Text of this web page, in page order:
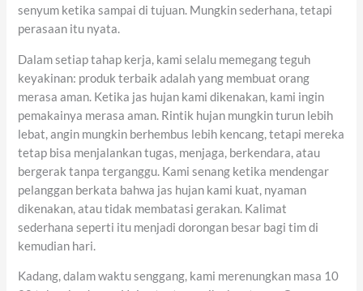
senyum ketika sampai di tujuan. Mungkin sederhana, tetapi
perasaan itu nyata.
Dalam setiap tahap kerja, kami selalu memegang teguh
keyakinan: produk terbaik adalah yang membuat orang
merasa aman. Ketika jas hujan kami dikenakan, kami ingin
pemakainya merasa aman. Rintik hujan mungkin turun lebih
lebat, angin mungkin berhembus lebih kencang, tetapi mereka
tetap bisa menjalankan tugas, menjaga, berkendara, atau
bergerak tanpa terganggu. Kami senang ketika mendengar
pelanggan berkata bahwa jas hujan kami kuat, nyaman
dikenakan, atau tidak membatasi gerakan. Kalimat
sederhana seperti itu menjadi dorongan besar bagi tim di
kemudian hari.
Kadang, dalam waktu senggang, kami merenungkan masa 10